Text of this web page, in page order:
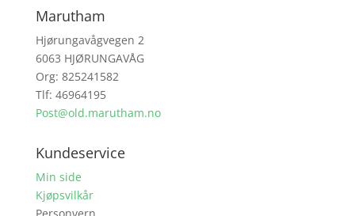
Marutham
Hjørungavågvegen 2
6063 HJØRUNGAVÅG
Org: 825241582
Tlf: 46964195
Post@old.marutham.no
Kundeservice
Min side
Kjøpsvilkår